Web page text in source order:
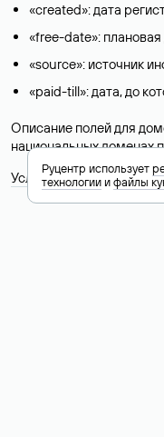
«created»: дата
«free-date»:
«source»: источник
«paid-till»: дата, до
Описание полей для
национальных доменах
Условия
Руцентр использует
технологииифайлы